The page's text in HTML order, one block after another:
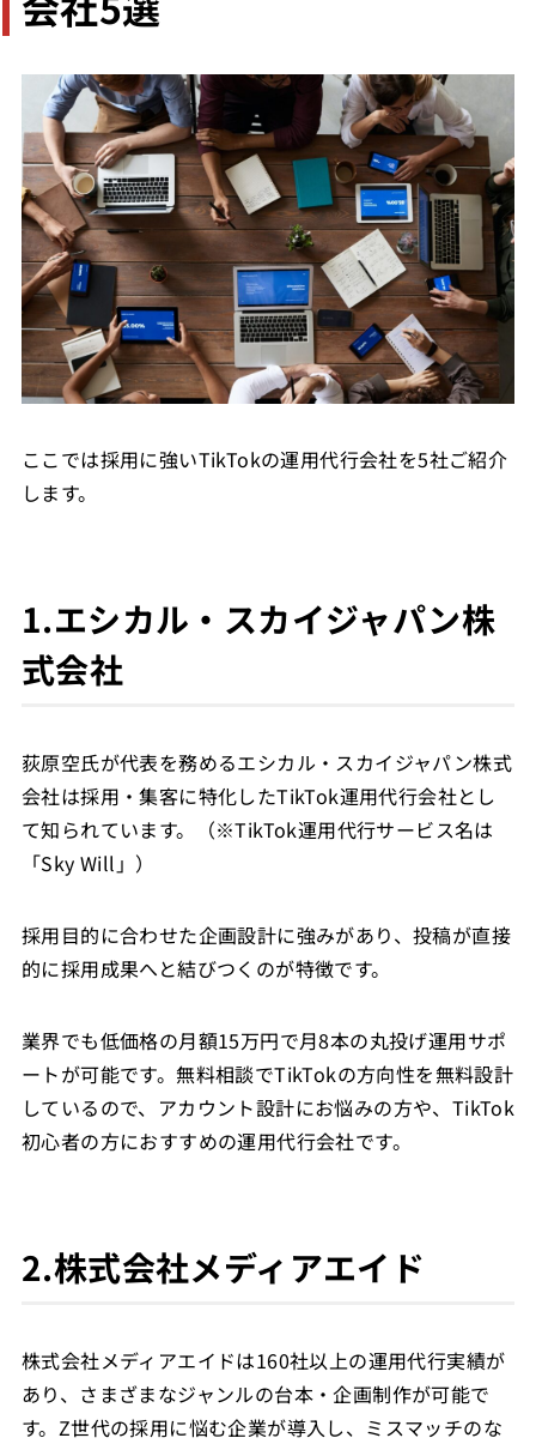
ここでは採用に強いTikTokの運用代行会社を5社ご紹介
します。
1.エシカル・スカイジャパン株
式会社
荻原空氏が代表を務めるエシカル・スカイジャパン株式
会社は採用・集客に特化したTikTok運用代行会社とし
て知られています。（※TikTok運用代行サービス名は
「Sky Will」）
採用目的に合わせた企画設計に強みがあり、投稿が直接
的に採用成果へと結びつくのが特徴です。
業界でも低価格の月額15万円で月8本の丸投げ運用サポ
ートが可能です。無料相談でTikTokの方向性を無料設計
しているので、アカウント設計にお悩みの方や、TikTok
初心者の方におすすめの運用代行会社です。
2.株式会社メディアエイド
株式会社メディアエイドは160社以上の運用代行実績が
あり、さまざまなジャンルの台本・企画制作が可能で
す。Z世代の採用に悩む企業が導入し、ミスマッチのな